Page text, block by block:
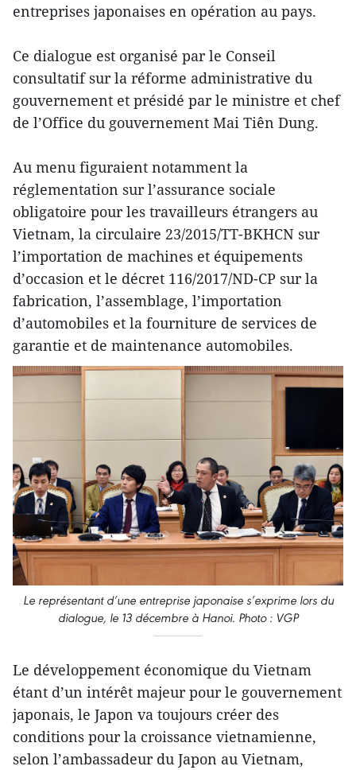
entreprises japonaises en opération au pays.
Ce dialogue est organisé par le Conseil
consultatif sur la réforme administrative du
gouvernement et présidé par le ministre et chef
de l’Office du gouvernement Mai Tiên Dung.
Au menu figuraient notamment la
réglementation sur l’assurance sociale
obligatoire pour les travailleurs étrangers au
Vietnam, la circulaire 23/2015/TT-BKHCN sur
l’importation de machines et équipements
d’occasion et le décret 116/2017/ND-CP sur la
fabrication, l’assemblage, l’importation
d’automobiles et la fourniture de services de
garantie et de maintenance automobiles.
Le représentant d’une entreprise japonaise s’exprime lors du
dialogue, le 13 décembre à Hanoi. Photo : VGP
Le développement économique du Vietnam
étant d’un intérêt majeur pour le gouvernement
japonais, le Japon va toujours créer des
conditions pour la croissance vietnamienne,
selon l’ambassadeur du Japon au Vietnam,